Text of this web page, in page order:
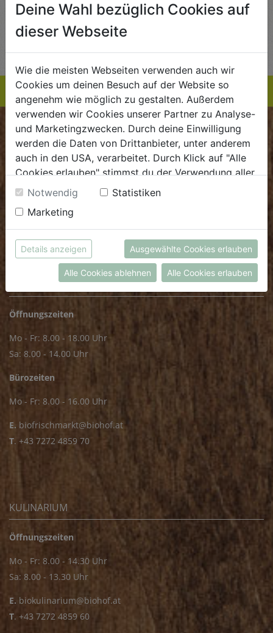
STK € 5,99 / STK
AUF DIE
€ 3,99 / STK
BIOKISTE
Kundenservice
Mo - Do: 8.00 - 16.00 Uhr
Fr: 8.00 - 15.00 Uhr
.+43 7272 2597
FRISCHMARKT
Öffnungszeiten
Mo - Fr: 8.00 - 18.00 Uhr
Sa: 8.00 - 14.00 Uhr
Bürozeiten
Mo - Fr: 8.00 - 16.00 Uhr
E. biofrischmarkt@biohof.at
T. +43 7272 4859 70
KULINARIUM
Öffnungszeiten
Mo - Fr: 8.00 - 14.30 Uhr
Sa: 8.00 - 13.30 Uhr
E. biokulinarium@biohof.at
T. +43 7272 4859 60
Deine Wahl bezüglich Cookies auf
dieser Webseite
Wie die meisten Webseiten verwenden auch wir
Cookies um deinen Besuch auf der Website so
angenehm wie möglich zu gestalten. Außerdem
verwenden wir Cookies unserer Partner zu Analyse-
und Marketingzwecken. Durch deine Einwilligung
werden die Daten von Drittanbieter, unter anderem
auch in den USA, verarbeitet. Durch Klick auf "Alle
Cookies erlauben" stimmst du der Verwendung aller
Cookies zu. Unter "Details anzeigen" findest du alle
Infos zu den unterschiedlichen Cookies, du kannst
auch entscheiden, welche Cookies du erlauben
möchtest.
Weitere Informationen findest du in unserer
Datenschutzerklärungbzw. imImpressum
Notwendig
Statistiken
Marketing
Details anzeigen Ausgewählte Cookies erlauben
Alle Cookies ablehnen Alle Cookies erlauben